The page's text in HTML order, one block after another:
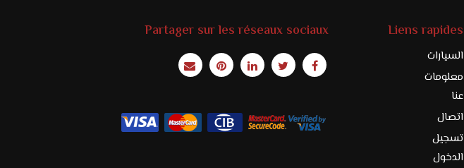
Liens rapides
السيارات
معلومات
عنا
اتصال
تسجيل
الدخول
Partager sur les réseaux sociaux